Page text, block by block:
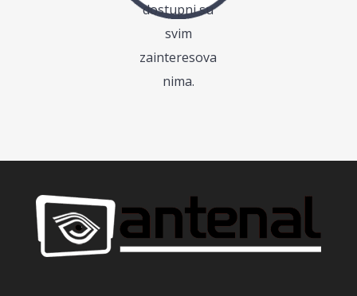
dostupni su
svim
zainteresova
nima.